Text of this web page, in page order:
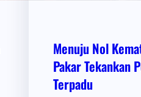
Menuju Nol
Pakar Tekankan
Terpadu